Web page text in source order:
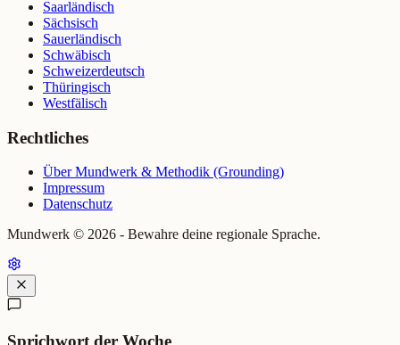
Saarländisch
Sächsisch
Sauerländisch
Schwäbisch
Schweizerdeutsch
Thüringisch
Westfälisch
Rechtliches
Über Mundwerk & Methodik (Grounding)
Impressum
Datenschutz
Mundwerk © 2026 - Bewahre deine regionale Sprache.
Sprichwort der Woche